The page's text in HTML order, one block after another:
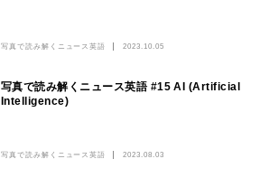
写真で読み解くニュース英語 2023.10.05
写真で読み解くニュース英語 #15 AI (Artificial
Intelligence)
写真で読み解くニュース英語 2023.08.03